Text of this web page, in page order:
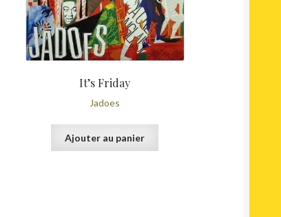
It’s Friday
Jadoes
Ajouter au panier